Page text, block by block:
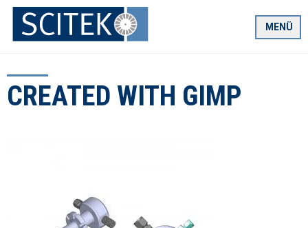
Zum
Inhalt
springen
MENÜ
CREATED WITH GIMP